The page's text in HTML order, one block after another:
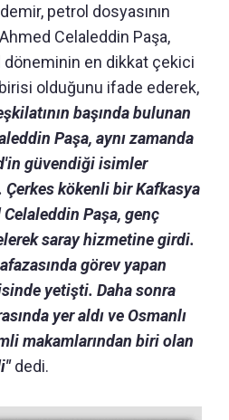
petrol dosyasının
Celaleddin Paşa,
döneminin en dikkat çekici
olduğunu ifade ederek,
başında bulunan
Paşa, aynı zamanda
güvendiği isimler
Çerkes kökenli bir Kafkasya
Paşa, genç
saray hizmetine girdi.
görev yapan
yetişti. Daha sonra
yer aldı ve Osmanlı
makamlarından biri olan
dedi.